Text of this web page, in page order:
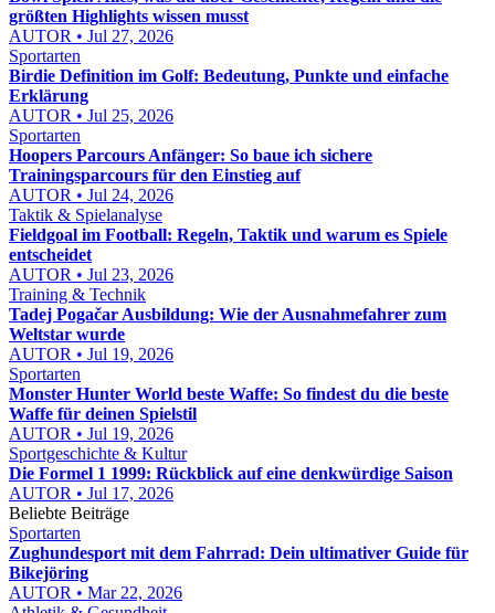
größten Highlights wissen musst
AUTOR • Jul 27, 2026
Sportarten
Birdie Definition im Golf: Bedeutung, Punkte und einfache
Erklärung
AUTOR • Jul 25, 2026
Sportarten
Hoopers Parcours Anfänger: So baue ich sichere
Trainingsparcours für den Einstieg auf
AUTOR • Jul 24, 2026
Taktik & Spielanalyse
Fieldgoal im Football: Regeln, Taktik und warum es Spiele
entscheidet
AUTOR • Jul 23, 2026
Training & Technik
Tadej Pogačar Ausbildung: Wie der Ausnahmefahrer zum
Weltstar wurde
AUTOR • Jul 19, 2026
Sportarten
Monster Hunter World beste Waffe: So findest du die beste
Waffe für deinen Spielstil
AUTOR • Jul 19, 2026
Sportgeschichte & Kultur
Die Formel 1 1999: Rückblick auf eine denkwürdige Saison
AUTOR • Jul 17, 2026
Beliebte Beiträge
Sportarten
Zughundesport mit dem Fahrrad: Dein ultimativer Guide für
Bikejöring
AUTOR • Mar 22, 2026